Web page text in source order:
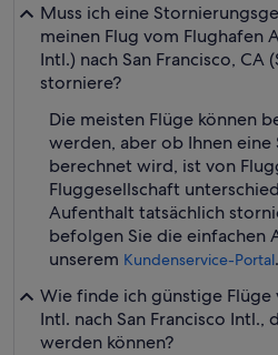
Muss ich eine
meinen Flug vom Flughafen
Intl.) nach San Francisco, CA
storniere?
Die meisten Flüge können
werden, aber ob Ihnen
berechnet wird, ist von
Fluggesellschaft
Aufenthalt tatsächlich
befolgen Sie die einfachen
unserem Kundenservice-Portal.
Wie finde ich günstige Flüge
Intl. nach San Francisco
werden können?